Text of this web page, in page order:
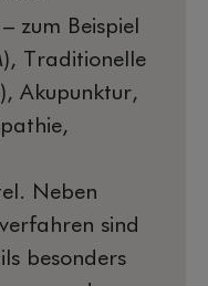
zum Beispiel
Traditionelle
Akupunktur,
Neben
sind
besonders